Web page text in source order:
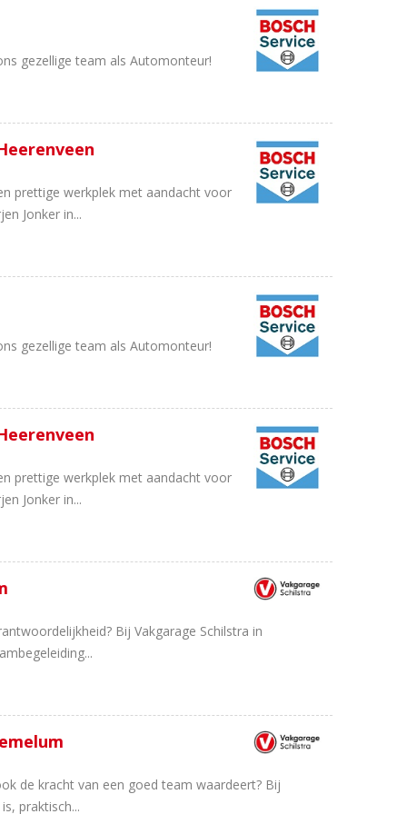
gezellige team als Automonteur!
prettige werkplek met aandacht voor
Jonker in...
gezellige team als Automonteur!
prettige werkplek met aandacht voor
Jonker in...
Bij Vakgarage Schilstra in
de kracht van een goed team waardeert? Bij
praktisch...